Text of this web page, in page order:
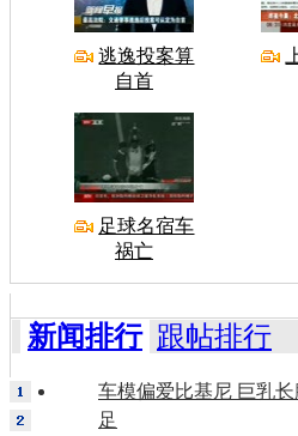
逃逸投案算
自首
足球名宿车
祸亡
新闻排行 跟帖排行
车模偏爱比基尼 巨乳
足